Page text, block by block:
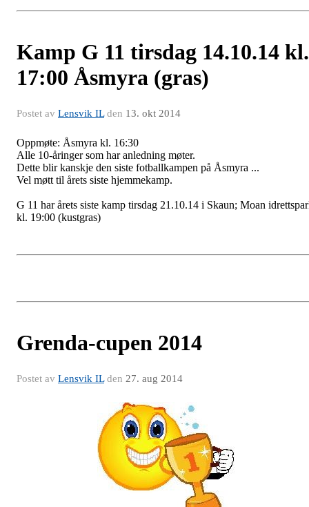
Kamp G 11 tirsdag 14.10.14 kl.
17:00 Åsmyra (gras)
Postet av Lensvik ILden 13. okt 2014
Oppmøte: Åsmyra kl. 16:30
Alle 10-åringer som har anledning møter.
Dette blir kanskje den siste fotballkampen på Åsmyra ...
Vel møtt til årets siste hjemmekamp.
G 11 har årets siste kamp tirsdag 21.10.14 i Skaun; Moan
kl. 19:00 (kustgras)
Grenda-cupen 2014
Postet av Lensvik ILden 27. aug 2014